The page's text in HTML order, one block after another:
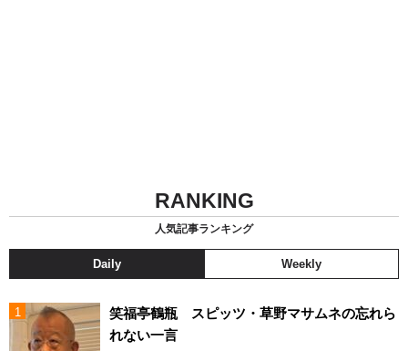
RANKING
人気記事ランキング
Daily Weekly
笑福亭鶴瓶 スピッツ・草野マサムネの忘れら
れない一言